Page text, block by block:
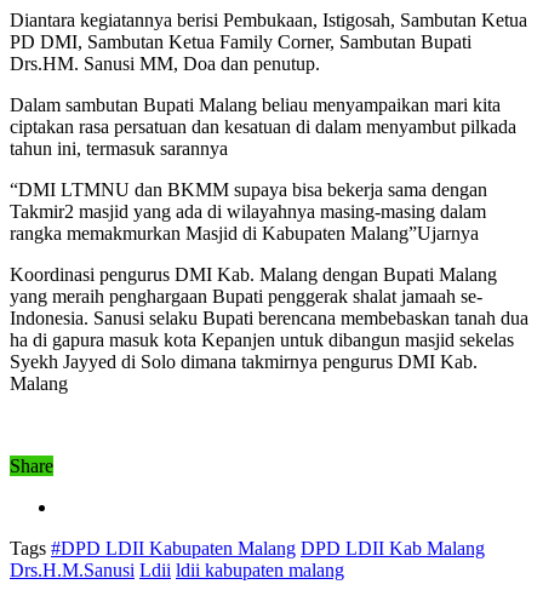
Diantara kegiatannya berisi Pembukaan, Istigosah, Sambutan Ketua
PD DMI, Sambutan Ketua Family Corner, Sambutan Bupati
Drs.HM. Sanusi MM, Doa dan penutup.
Dalam sambutan Bupati Malang beliau menyampaikan mari kita
ciptakan rasa persatuan dan kesatuan di dalam menyambut pilkada
tahun ini, termasuk sarannya
“DMI LTMNU dan BKMM supaya bisa bekerja sama dengan
Takmir2 masjid yang ada di wilayahnya masing-masing dalam
rangka memakmurkan Masjid di Kabupaten Malang”Ujarnya
Koordinasi pengurus DMI Kab. Malang dengan Bupati Malang
yang meraih penghargaan Bupati penggerak shalat jamaah se-
Indonesia. Sanusi selaku Bupati berencana membebaskan tanah dua
ha di gapura masuk kota Kepanjen untuk dibangun masjid sekelas
Syekh Jayyed di Solo dimana takmirnya pengurus DMI Kab.
Malang
Share
Tags #DPD LDII Kabupaten Malang DPD LDII Kab Malang
Drs.H.M.Sanusi Ldii ldii kabupaten malang